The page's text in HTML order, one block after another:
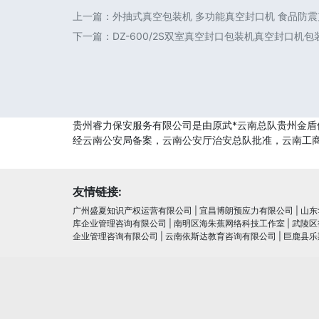
上一篇： 外抽式真空包装机 多功能真空封口机 食品防
下一篇： DZ-600/2S双室真空封口包装机真空封口机包
贵州睿力保安服务有限公司是由原武*云南总队贵州金
经云南公安局备案，云南公安厅治安总队批准，云南
友情链接:
广州盛夏知识产权运营有限公司 宜昌博朗预应力有限公司
山
库企业管理咨询有限公司
南明区海朱蕉网络科技工作室
武陵
企业管理咨询有限公司
云南依斯达教育咨询有限公司 巨鹿县